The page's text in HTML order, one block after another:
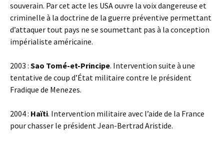
souverain. Par cet acte les USA ouvre la voix dangereuse et
criminelle à la doctrine de la guerre préventive permettant
d’attaquer tout pays ne se soumettant pas à la conception
impérialiste américaine.
2003 : Sao Tomé-et-Principe. Intervention suite à une
tentative de coup d’État militaire contre le président
Fradique de Menezes.
2004 : Haïti. Intervention militaire avec l’aide de la France
pour chasser le président Jean-Bertrad Aristide.